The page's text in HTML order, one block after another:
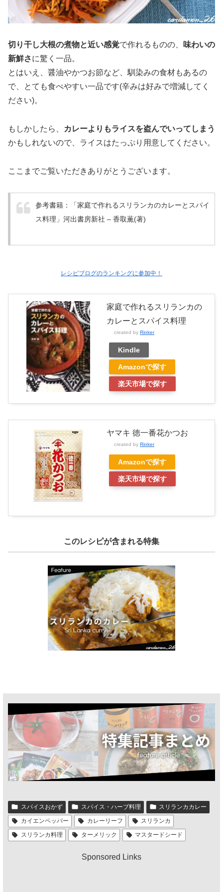
切り干し大根の煮物と近い感覚で作れるものの、
味わいの
新鮮さに驚く一品。
とはいえ、醤油やかつお節など、馴染みの食材もあるの
で、とても食べやすい一品です(辛みは好みで増減してく
ださい)。
もしかしたら、
カレーよりもライスを盗んでいってしまう
かもしれないので、ライスはたっぷり用意してください。
ここまでご覧いただきありがとうございます。
参考書籍：「家庭で作れるスリランカのカレーとスパイ
ス料理」 河出書房新社 – 香取薫(著)
レシピブログのランキングに参加中！
家庭で作れるスリランカの
カレーとスパイス料理
created by Rinker
Kindle
Amazonで探す
楽天市場で探す
ヤマキ 徳一番花かつお
created by Rinker
Amazonで探す
楽天市場で探す
このレシピが含まれる特集
スパイスおかず スパイス・ハーブ料理
スリランカカレー
カイエンペッパー
カレーリーフ
スリランカ
スリランカ料理
ターメリック マスタードシード
Sponsored Links